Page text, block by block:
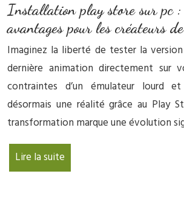
Installation play store sur pc :
avantages pour les créateurs
Imaginez la liberté de tester la
dernière animation directement sur
contraintes d’un émulateur lourd et
désormais une réalité grâce au Play
transformation marque une évolution
Lire la suite